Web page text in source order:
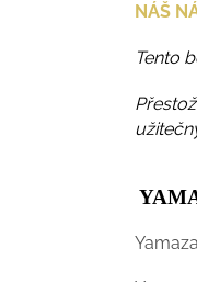
NÁŠ
Tento